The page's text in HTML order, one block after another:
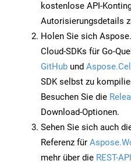
kostenlose API-
Autorisierungsdetails
Holen Sie sich
Cloud-SDKs für Go-
GitHub und
SDK selbst zu
Besuchen Sie die
Download-Optionen.
Sehen Sie sich auch
Referenz für
mehr über die REST-API